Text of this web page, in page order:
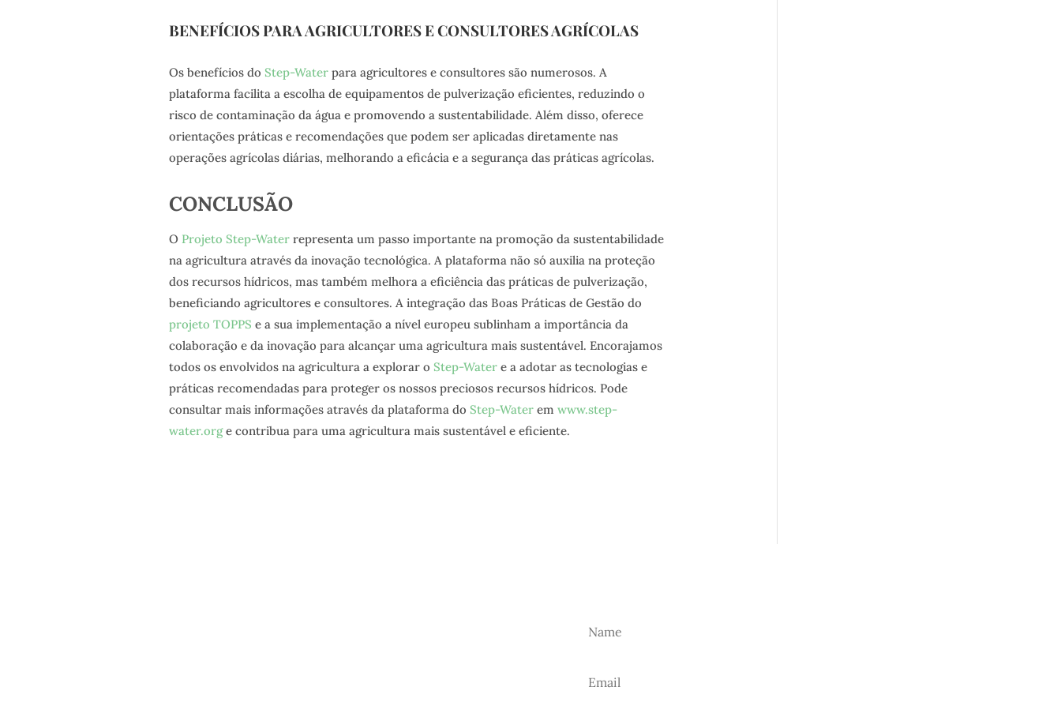
BENEFÍCIOS PARA AGRICULTORES E CONSULTORES AGRÍCOLAS
Os benefícios do Step-Waterpara agricultores e consultores são numerosos. A
plataforma facilita a escolha de equipamentos de pulverização eficientes, reduzindo o
risco de contaminação da água e promovendo a sustentabilidade. Além disso, oferece
orientações práticas e recomendações que podem ser aplicadas diretamente nas
operações agrícolas diárias, melhorando a eficácia e a segurança das práticas agrícolas.
CONCLUSÃO
O Projeto Step-Waterrepresenta um passo importante na promoção da sustentabilidade
na agricultura através da inovação tecnológica. A plataforma não só auxilia na proteção
dos recursos hídricos, mas também melhora a eficiência das práticas de pulverização,
beneficiando agricultores e consultores. A integração das Boas Práticas de Gestão do
projeto TOPPS e a sua implementação a nível europeu sublinham a importância da
colaboração e da inovação para alcançar uma agricultura mais sustentável. Encorajamos
todos os envolvidos na agricultura a explorar o Step-Watere a adotar as tecnologias e
práticas recomendadas para proteger os nossos preciosos recursos hídricos. Pode
consultar mais informações através da plataforma do Step-Waterem www.step-
water.orge contribua para uma agricultura mais sustentável e eficiente.